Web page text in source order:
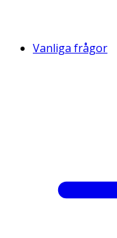
Vanliga frågor